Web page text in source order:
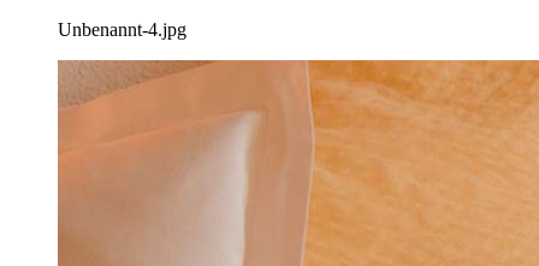
Unbenannt-4.jpg